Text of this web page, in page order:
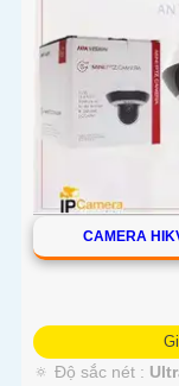
CAMERA
🔅 Độ sắc nét :